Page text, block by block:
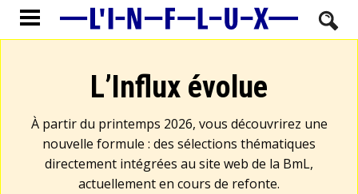
L’Influx évolue
À partir du printemps 2026, vous découvrirez une
nouvelle formule : des sélections thématiques
directement intégrées au site web de la BmL,
actuellement en cours de refonte.